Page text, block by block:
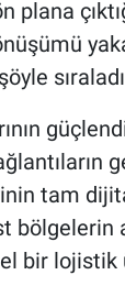
plana
tam
bir